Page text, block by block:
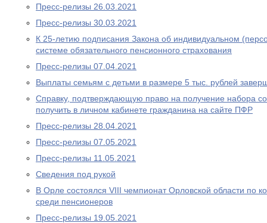
Пресс-релизы 26.03.2021
Пресс-релизы 30.03.2021
К 25-летию подписания Закона об индивидуальном
системе обязательного пенсионного страхования
Пресс-релизы 07.04.2021
Выплаты семьям с детьми в размере 5 тыс. рублей
Справку, подтверждающую право на получение набора
получить в личном кабинете гражданина на сайте ПФР
Пресс-релизы 28.04.2021
Пресс-релизы 07.05.2021
Пресс-релизы 11.05.2021
Сведения под рукой
В Орле состоялся VIII чемпионат Орловской области по
среди пенсионеров
Пресс-релизы 19.05.2021